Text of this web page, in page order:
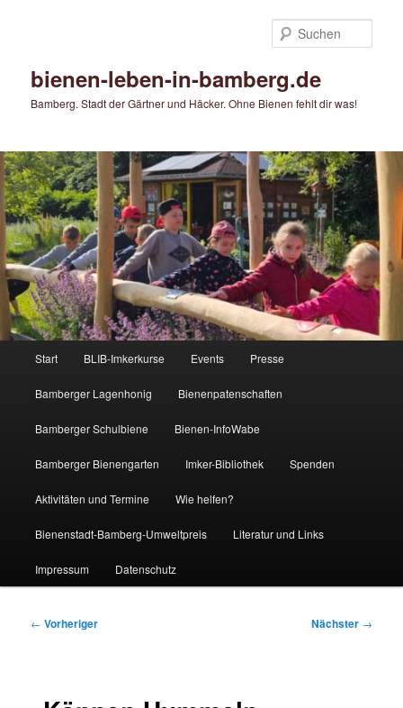
bienen-leben-in-bamberg.de
Bamberg. Stadt der Gärtner und Häcker. Ohne Bienen fehlt dir was!
Start BLIB-Imkerkurse Events Presse
Bamberger Lagenhonig Bienenpatenschaften
Bamberger Schulbiene Bienen-InfoWabe
Bamberger Bienengarten Imker-Bibliothek Spenden
Aktivitäten und Termine Wie helfen?
Bienenstadt-Bamberg-Umweltpreis Literatur und Links
Impressum Datenschutz
Beitragsnavigation
← Vorheriger Nächster →